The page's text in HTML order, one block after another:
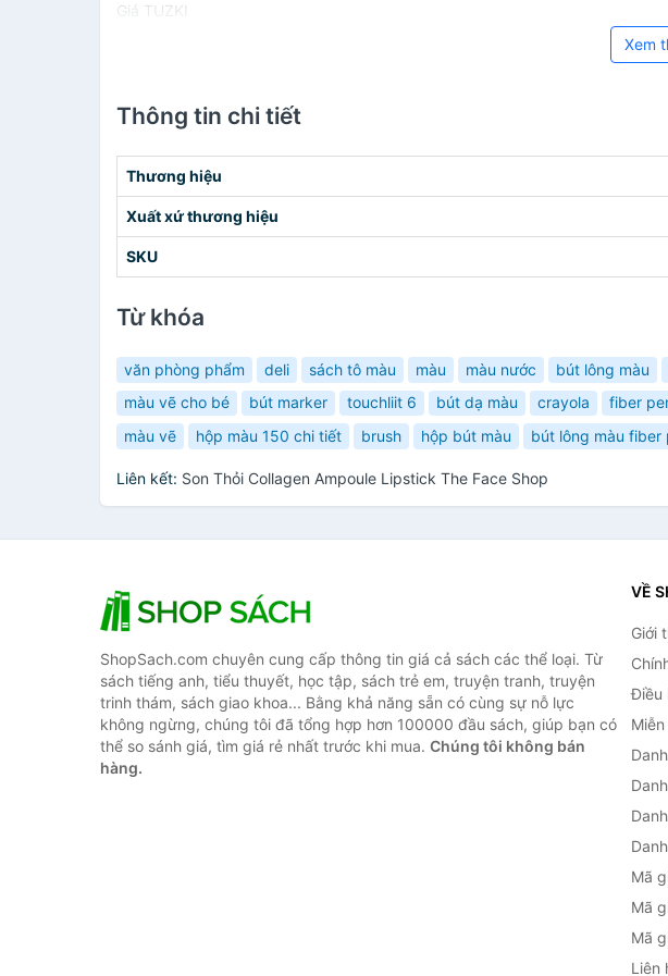
Giá TUZKI
Xem
Thông tin chi tiết
Thương hiệu
Xuất xứ thương hiệu
SKU
Từ khóa
văn phòng phẩm deli sách tô màu màu màu nước bút lông màu
màu vẽ cho bé
bút marker touchliit 6 bút dạ màu crayola fiber
màu vẽ
hộp màu 150 chi tiết brush hộp bút màu bút lông màu fiber
Liên kết: Son Thỏi Collagen Ampoule Lipstick The Face Shop
ShopSach.com chuyên cung cấp thông tin giá cả sách các thể loại. Từ
sách tiếng anh, tiểu thuyết, học tập, sách trẻ em, truyện tranh, truyện
trinh thám, sách giao khoa... Bằng khả năng sẵn có cùng sự nỗ lực
không ngừng, chúng tôi đã tổng hợp hơn 100000 đầu sách, giúp bạn có
thể so sánh giá, tìm giá rẻ nhất trước khi mua. Chúng tôi không bán
hàng.
VỀ
Giới
Điều
Mã
Mã
Mã
Liên